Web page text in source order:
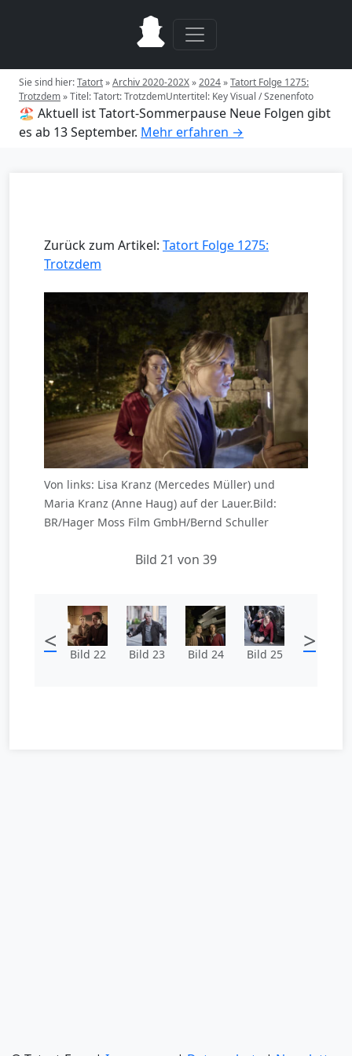
Sie sind hier:Tatort»Archiv 2020-202X»2024»Tatort Folge 1275:
Trotzdem»Titel: Tatort: TrotzdemUntertitel: Key Visual / Szenenfoto
🏖️ Aktuell ist Tatort-Sommerpause Neue Folgen gibt
es ab 13 September. Mehr erfahren →
Zurück zum Artikel: Tatort Folge 1275:
Trotzdem
Von links: Lisa Kranz (Mercedes Müller) und
Maria Kranz (Anne Haug) auf der Lauer.Bild:
BR/Hager Moss Film GmbH/Bernd Schuller
Bild 21 von 39
< Bild 22 Bild 23 Bild 24 Bild 25 >